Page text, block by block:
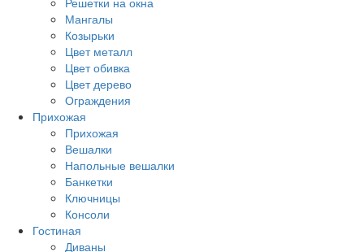
Мангалы
Козырьки
Цвет металл
Цвет обивка
Цвет дерево
Ограждения
Прихожая
Прихожая
Вешалки
Напольные вешалки
Банкетки
Ключницы
Консоли
Гостиная
Диваны